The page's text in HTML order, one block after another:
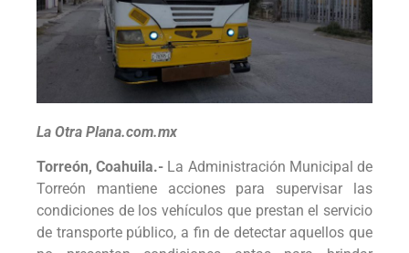
La Otra Plana.com.mx
Torreón, Coahuila.- La Administración Municipal de
Torreón mantiene acciones para supervisar las
condiciones de los vehículos que prestan el servicio
de transporte público, a fin de detectar aquellos que